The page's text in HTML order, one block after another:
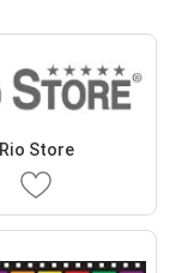
Rio Store